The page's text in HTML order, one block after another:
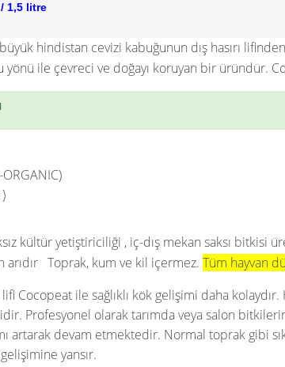
1,5 litre
büyük hindistan cevizi kabuğunun dış hasırı
yönü ile çevreci ve doğayı koruyan bir üründür.
kültür yetiştiriciliği , iç-dış mekan saksı bitkisi
arıdır Toprak, kum ve kil içermez. Tüm hayvan
Cocopeat ile sağlıklı kök gelişimi daha
Profesyonel olarak tarımda veya salon
artarak devam etmektedir. Normal toprak gibi
yansır.